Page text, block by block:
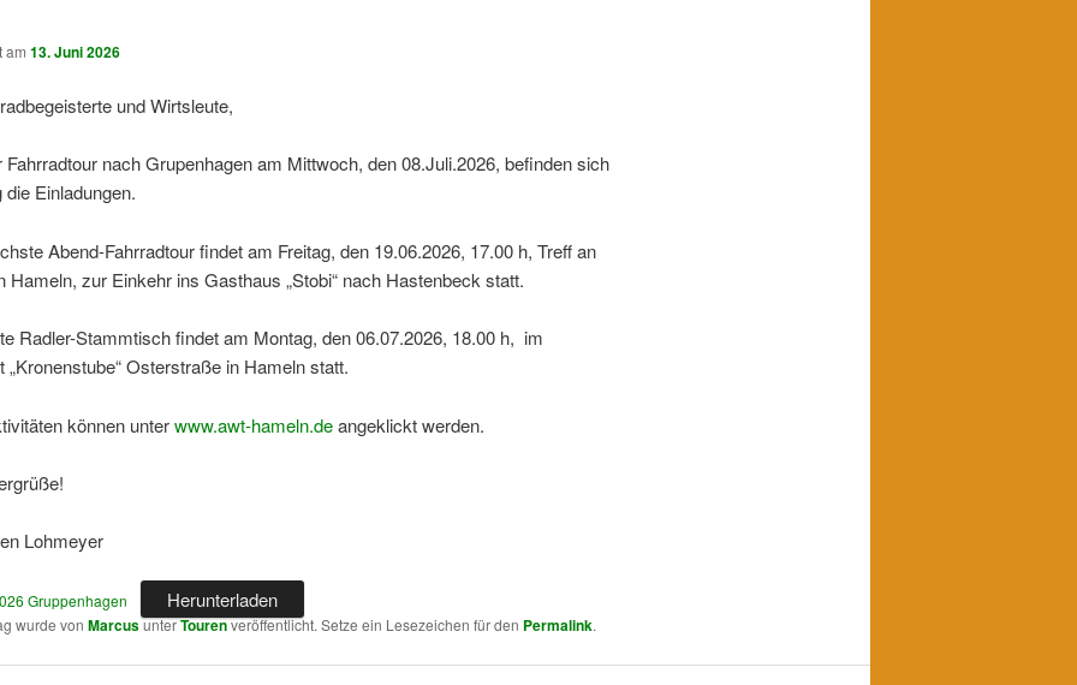
am 13. Juni 2026
und Wirtsleute,
Fahrradtour nach Grupenhagen am Mittwoch, den 08.Juli.2026, befinden sich
die Einladungen.
Abend-Fahrradtour findet am Freitag, den 19.06.2026, 17.00 h, Treff an
Hameln, zur Einkehr ins Gasthaus „Stobi“ nach Hastenbeck statt.
Radler-Stammtisch findet am Montag, den 06.07.2026, 18.00 h, im
„Kronenstube“ Osterstraße in Hameln statt.
können unterwww.awt-hameln.deangeklickt werden.
Lohmeyer
Gruppenhagen Herunterladen
wurde von MarcusunterTourenveröffentlicht. Setze ein Lesezeichen für den Permalink.